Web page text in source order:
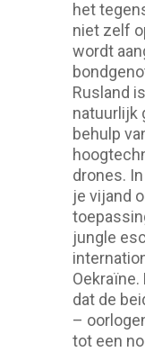
het
niet zelf
wordt
Rusland
natuurlijk
behulp
drones.
je vijand
jungle
dat de
–
tot een